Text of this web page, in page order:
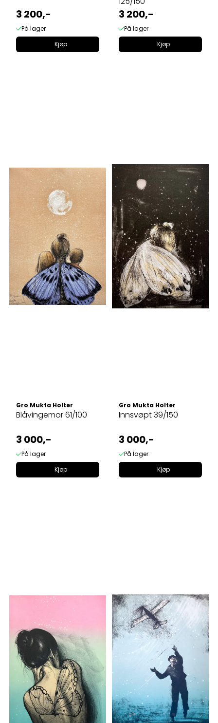
3 200,-
På lager
Kjøp
3 200,-
På lager
Kjøp
Gro Mukta Holter
Blåvingemor 61/100
3 000,-
På lager
Kjøp
Gro Mukta Holter
Innsvøpt 39/150
3 000,-
På lager
Kjøp